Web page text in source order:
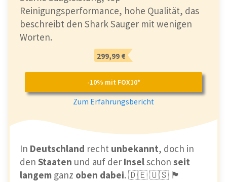
Reinigungsperformance, hohe Qualität, das
beschreibt den Shark Sauger mit wenigen
Worten.
299,99 €
-10% mit FOX10*
Zum Erfahrungsbericht
In Deutschland recht unbekannt, doch in
den Staaten und auf der Inselschon seit
langem ganz oben dabei. 🇩🇪 🇺🇸 🏴󠁧󠁢󠁥󠁮󠁧󠁿